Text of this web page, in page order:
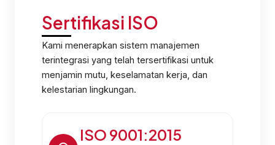
Sertifikasi ISO
Kami menerapkan sistem manajemen
terintegrasi yang telah tersertifikasi untuk
menjamin mutu, keselamatan kerja, dan
kelestarian lingkungan.
ISO 9001:2015